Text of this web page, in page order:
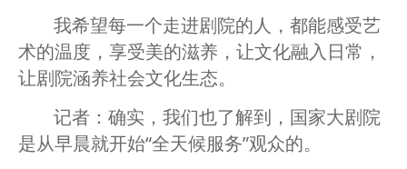
我希望每一个走进剧院的人，都能感受艺
术的温度，享受美的滋养，让文化融入日常，
让剧院涵养社会文化生态。
记者：确实，我们也了解到，国家大剧院
是从早晨就开始“全天候服务”观众的。